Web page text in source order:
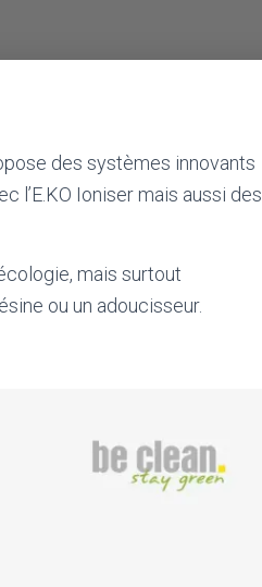
des systèmes innovants
l’E.KO Ioniser mais aussi des
mais surtout
ou un adoucisseur.